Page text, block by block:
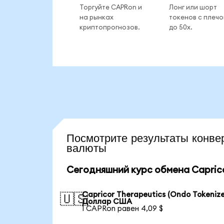
Торгуйте CAPRon и
на рынках
криптопрогнозов.
Лонг или шорт
токенов с
до 50x.
Посмотрите результаты
валюты
Сегодняшний курс обмена
🇺🇸Capricor Therapeutics (Ondo
Доллар США
1 CAPRon равен 4,09 $